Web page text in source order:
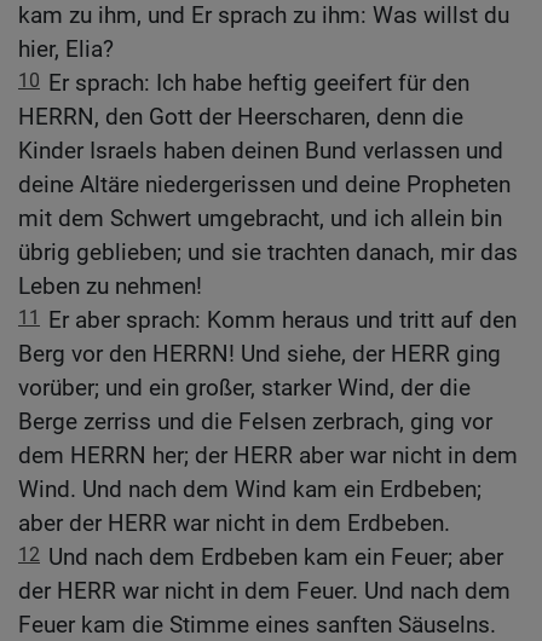
kam zu ihm, und Er sprach zu ihm: Was willst du
hier, Elia?
10 Er sprach: Ich habe heftig geeifert für den
HERRN, den Gott der Heerscharen, denn die
Kinder Israels haben deinen Bund verlassen und
deine Altäre niedergerissen und deine Propheten
mit dem Schwert umgebracht, und ich allein bin
übrig geblieben; und sie trachten danach, mir das
Leben zu nehmen!
11
Er aber sprach: Komm heraus und tritt auf den
Berg vor den HERRN! Und siehe, der HERR ging
vorüber; und ein großer, starker Wind, der die
Berge zerriss und die Felsen zerbrach, ging vor
dem HERRN her; der HERR aber war nicht in dem
Wind. Und nach dem Wind kam ein Erdbeben;
aber der HERR war nicht in dem Erdbeben.
12 Und nach dem Erdbeben kam ein Feuer; aber
der HERR war nicht in dem Feuer. Und nach dem
Feuer kam die Stimme eines sanften Säuselns.